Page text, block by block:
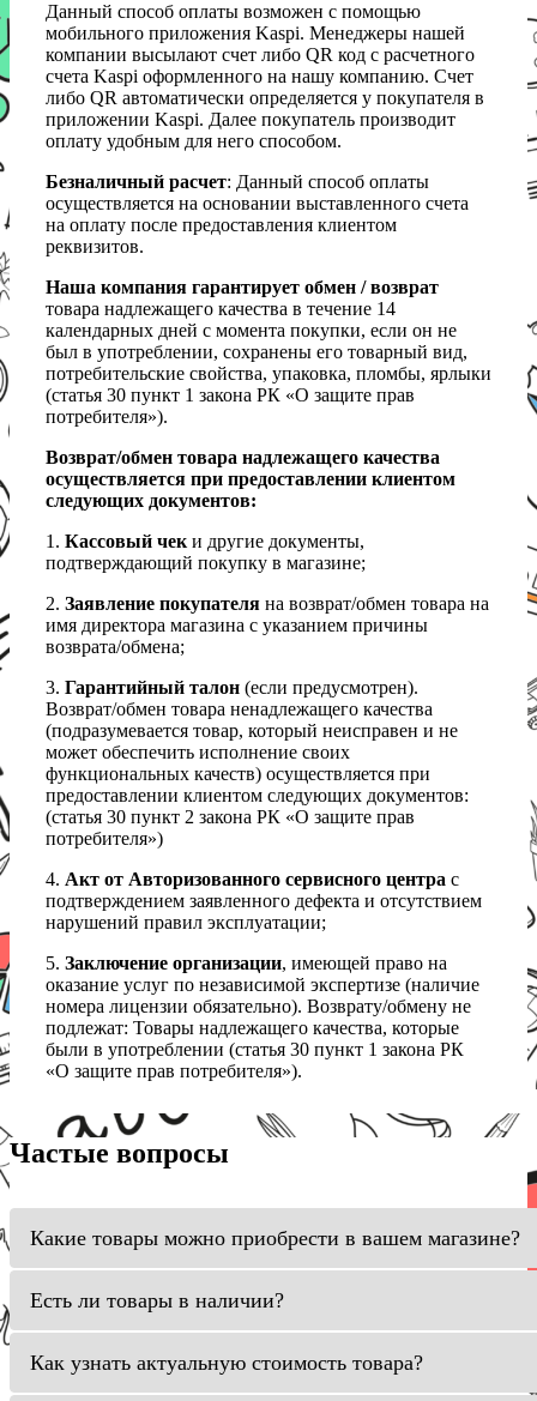
Данный способ оплаты возможен с помощью
мобильного приложения Kaspi. Менеджеры нашей
компании высылают счет либо QR код с расчетного
счета Kaspi оформленного на нашу компанию. Счет
либо QR автоматически определяется у покупателя в
приложении Kaspi. Далее покупатель производит
оплату удобным для него способом.
Безналичный расчет: Данный способ оплаты
осуществляется на основании выставленного счета
на оплату после предоставления клиентом
реквизитов.
Наша компания гарантирует обмен / возврат
товара надлежащего качества в течение 14
календарных дней с момента покупки, если он не
был в употреблении, сохранены его товарный вид,
потребительские свойства, упаковка, пломбы, ярлыки
(статья 30 пункт 1 закона РК «О защите прав
потребителя»).
Возврат/обмен товара надлежащего качества
осуществляется при предоставлении клиентом
следующих документов:
1. Кассовый чеки другие документы,
подтверждающий покупку в магазине;
2. Заявление покупателя на возврат/обмен товара на
имя директора магазина с указанием причины
возврата/обмена;
3. Гарантийный талон (если предусмотрен).
Возврат/обмен товара ненадлежащего качества
(подразумевается товар, который неисправен и не
может обеспечить исполнение своих
функциональных качеств) осуществляется при
предоставлении клиентом следующих документов:
(статья 30 пункт 2 закона РК «О защите прав
потребителя»)
4. Акт от Авторизованного сервисного центра с
подтверждением заявленного дефекта и отсутствием
нарушений правил эксплуатации;
5. Заключение организации, имеющей право на
оказание услуг по независимой экспертизе (наличие
номера лицензии обязательно). Возврату/обмену не
подлежат: Товары надлежащего качества, которые
были в употреблении (статья 30 пункт 1 закона РК
«О защите прав потребителя»).
Частые вопросы
Какие товары можно приобрести в вашем магазине?
Есть ли товары в наличии?
Как узнать актуальную стоимость товара?